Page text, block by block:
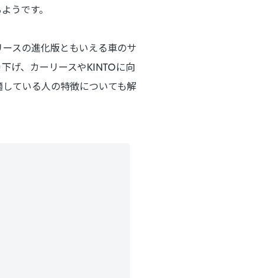
うです。
スの進化版ともいえる車のサ
げ、カーリースやKINTOに向
ている人の特徴についても解